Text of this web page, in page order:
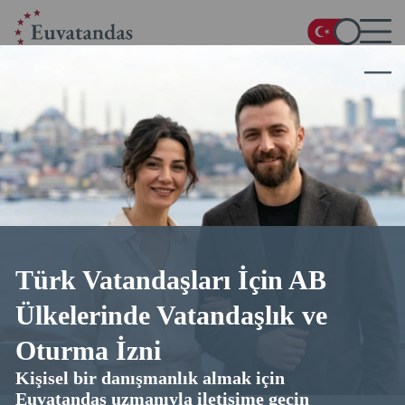
Almanya’ya Kalıcı İkamet İçin Nasıl Yerleşilir: Pratik İpuçları
Almanya’ya Kalıcı İkamet İçin Nasıl
Yerleşilir: Pratik İpuçları
06.01.2026
16 dakika okuma
4.9üzerinden 5 (35oylar)
Türk Vatandaşları İçin AB
Ülkelerinde Vatandaşlık ve
Oturma İzni
Kişisel bir danışmanlık almak için
Euvatandas uzmanıyla iletişime geçin